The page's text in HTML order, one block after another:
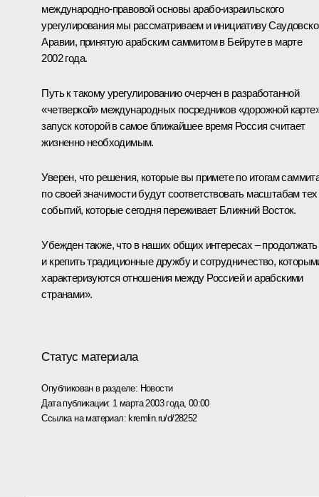
международно-правовой основы арабо-израильского
урегулирования мы рассматриваем и инициативу
Аравии, принятую арабским саммитом в Бейруте в марте
2002 года.
Путь к такому урегулированию очерчен в разработанной
«четверкой» международных посредников «дорожной
запуск которой в самое ближайшее время Россия считает
жизненно необходимым.
Уверен, что решения, которые вы примете по итогам
по своей значимости будут соответствовать масштабам тех
событий, которые сегодня переживает Ближний Восток.
Убежден также, что в наших общих интересах – продолжать
и крепить традиционные дружбу и сотрудничество,
характеризуются отношения между Россией и арабскими
странами».
Статус материала
Опубликован в разделе: Новости
Дата публикации: 1 марта 2003 года, 00:00
Ссылка на материал:kremlin.ru/d/28252